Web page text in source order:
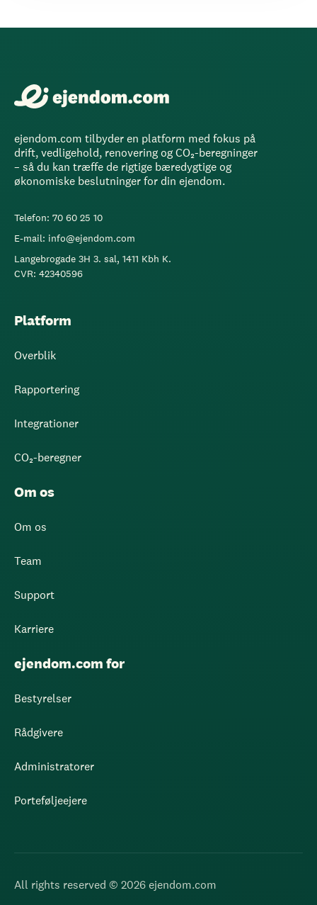
ejendom.com tilbyder en platform med fokus på
drift, vedligehold, renovering og CO₂-beregninger
– så du kan træffe de rigtige bæredygtige og
økonomiske beslutninger for din ejendom.
Telefon: 70 60 25 10
E-mail: info@ejendom.com
Langebrogade 3H 3. sal, 1411 Kbh K.
CVR: 42340596
Platform
Overblik
Rapportering
Integrationer
CO₂-beregner
Om os
Om os
Team
Support
Karriere
ejendom.com for
Bestyrelser
Rådgivere
Administratorer
Porteføljeejere
All rights reserved © 2026 ejendom.com